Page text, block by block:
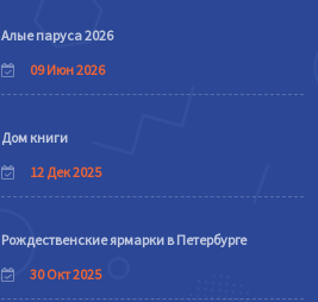
Алые паруса 2026
09 Июн 2026
Дом книги
12 Дек 2025
Рождественские ярмарки в Петербурге
30 Окт 2025